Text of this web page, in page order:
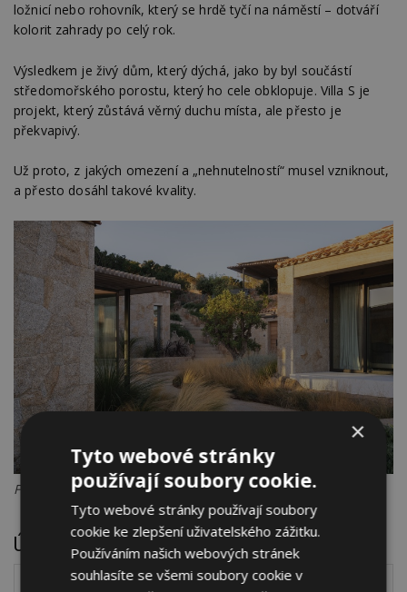
ložnicí nebo rohovník, který se hrdě tyčí na náměstí – dotváří
kolorit zahrady po celý rok.
Výsledkem je živý dům, který dýchá, jako by byl součástí
středomořského porostu, který ho cele obklopuje. Villa S je
projekt, který zůstává věrný duchu místa, ale přesto je
překvapivý.
Už proto, z jakých omezení a „nehnutelností“ musel vzniknout,
a přesto dosáhl takové kvality.
Foto: Marco Cappelletti
Údaje o projektu
Název projektu: Villa S
×
Tyto webové stránky
používají soubory cookie.
Tyto webové stránky používají soubory
cookie ke zlepšení uživatelského zážitku.
Používáním našich webových stránek
souhlasíte se všemi soubory cookie v